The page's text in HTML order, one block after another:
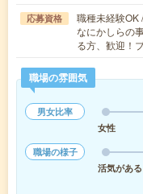
応募資格
職種未経験OK
なにかしらの
る方、歓迎！
職場の雰囲気
男女比率
女性
職場の様子
活気がある